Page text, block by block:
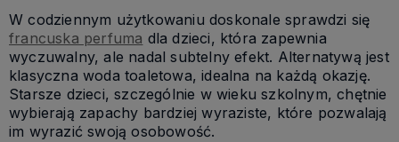
W codziennym użytkowaniu doskonale sprawdzi się
francuska perfuma dla dzieci, która zapewnia
wyczuwalny, ale nadal subtelny efekt. Alternatywą jest
klasyczna woda toaletowa, idealna na każdą okazję.
Starsze dzieci, szczególnie w wieku szkolnym, chętnie
wybierają zapachy bardziej wyraziste, które pozwalają
im wyrazić swoją osobowość.